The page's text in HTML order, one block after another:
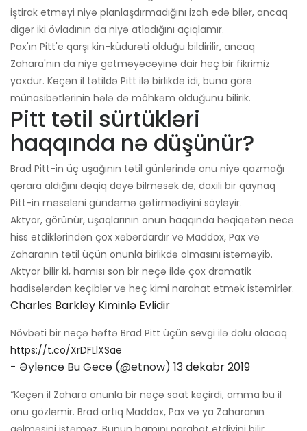
iştirak etməyi niyə planlaşdırmadığını izah edə bilər, ancaq
digər iki övladının da niyə atladığını açıqlamır.
Pax'ın Pitt'e qarşı kin-küdurəti olduğu bildirilir, ancaq
Zahara'nın da niyə getməyəcəyinə dair heç bir fikrimiz
yoxdur. Keçən il tətildə Pitt ilə birlikdə idi, buna görə
münasibətlərinin hələ də möhkəm olduğunu bilirik.
Pitt tətil sürtükləri
haqqında nə düşünür?
Brad Pitt-in üç uşağının tətil günlərində onu niyə qazmağı
qərara aldığını dəqiq deyə bilməsək də, daxili bir qaynaq
Pitt-in məsələni gündəmə gətirmədiyini söyləyir.
Aktyor, görünür, uşaqlarının onun haqqında həqiqətən necə
hiss etdiklərindən çox xəbərdardır və Maddox, Pax və
Zaharanın tətil üçün onunla birlikdə olmasını istəməyib.
Aktyor bilir ki, hamısı son bir neçə ildə çox dramatik
hadisələrdən keçiblər və heç kimi narahat etmək istəmirlər.
Charles Barkley Kiminlə Evlidir
Növbəti bir neçə həftə Brad Pitt üçün sevgi ilə dolu olacaq
https://t.co/XrDFLlXSae
- Əyləncə Bu Gecə (@etnow) 13 dekabr 2019
“Keçən il Zahara onunla bir neçə saat keçirdi, amma bu il
onu gözləmir. Brad artıq Maddox, Pax və ya Zaharanın